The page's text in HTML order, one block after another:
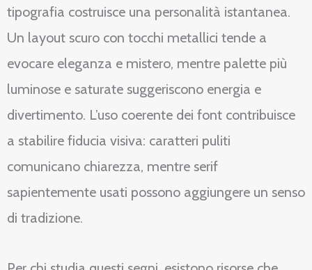
tipografia costruisce una personalità istantanea.
Un layout scuro con tocchi metallici tende a
evocare eleganza e mistero, mentre palette più
luminose e saturate suggeriscono energia e
divertimento. L’uso coerente dei font contribuisce
a stabilire fiducia visiva: caratteri puliti
comunicano chiarezza, mentre serif
sapientemente usati possono aggiungere un senso
di tradizione.